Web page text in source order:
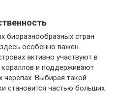
биоразнообразных стран
особенно важен.
активно участвуют в
и поддерживают
Выбирая такой
становится частью больших